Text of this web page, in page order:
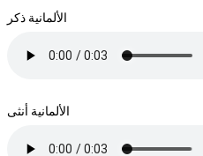
الألمانية ذكر
الألمانية أنثى